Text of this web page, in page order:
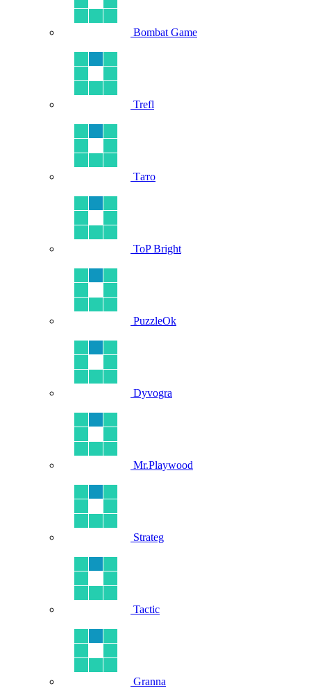
Bombat Game
Trefl
Тато
ToP Bright
PuzzleOk
Dyvogra
Mr.Playwood
Strateg
Tactic
Granna